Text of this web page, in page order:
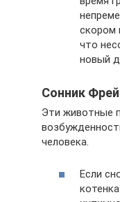
скором
что
новый
Сонник
Эти животные
человека.
Если